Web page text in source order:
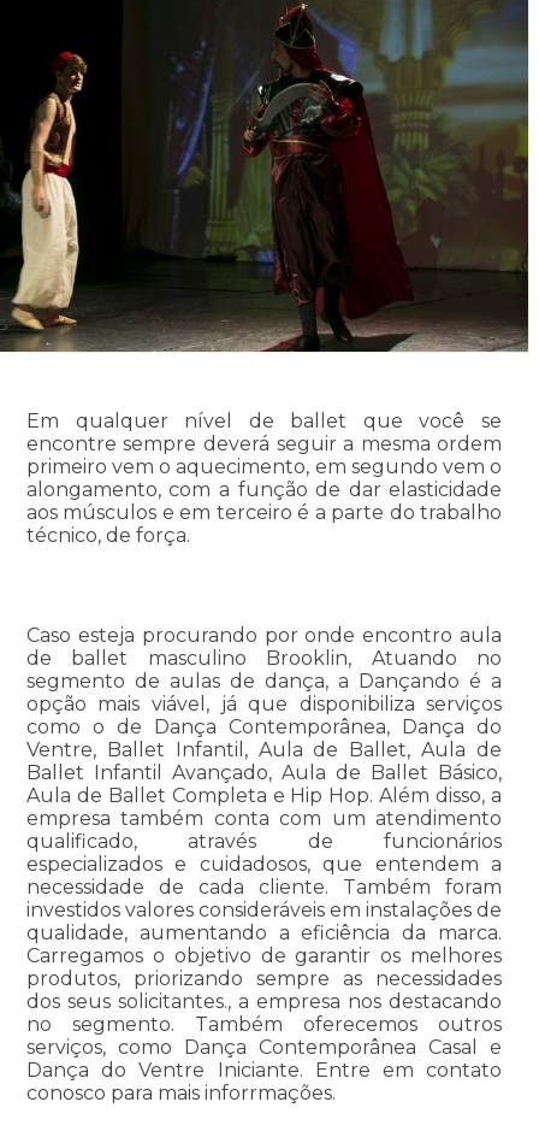
Em qualquer nível de ballet que você se
encontre sempre deverá seguir a mesma ordem
primeiro vem o aquecimento, em segundo vem o
alongamento, com a função de dar elasticidade
aos músculos e em terceiro é a parte do trabalho
técnico, de força.
Caso esteja procurando por onde encontro aula
de ballet masculino Brooklin, Atuando no
segmento de aulas de dança, a Dançando é a
opção mais viável, já que disponibiliza serviços
como o de Dança Contemporânea, Dança do
Ventre, Ballet Infantil, Aula de Ballet, Aula de
Ballet Infantil Avançado, Aula de Ballet Básico,
Aula de Ballet Completa e Hip Hop. Além disso, a
empresa também conta com um atendimento
qualificado, através de funcionários
especializados e cuidadosos, que entendem a
necessidade de cada cliente. Também foram
investidos valores consideráveis em instalações de
qualidade, aumentando a eficiência da marca.
Carregamos o objetivo de garantir os melhores
produtos, priorizando sempre as necessidades
dos seus solicitantes., a empresa nos destacando
no segmento. Também oferecemos outros
serviços, como Dança Contemporânea Casal e
Dança do Ventre Iniciante. Entre em contato
conosco para mais inforrmações.